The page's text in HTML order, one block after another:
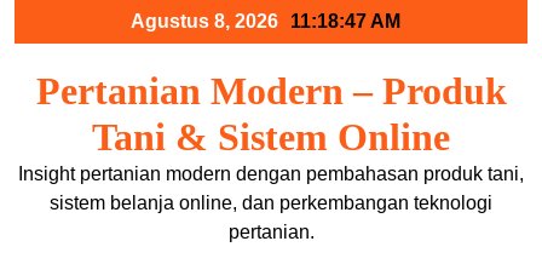
Agustus 8, 2026 11:18:48 AM
Pertanian Modern – Produk
Tani & Sistem Online
Insight pertanian modern dengan pembahasan produk tani,
sistem belanja online, dan perkembangan teknologi
pertanian.